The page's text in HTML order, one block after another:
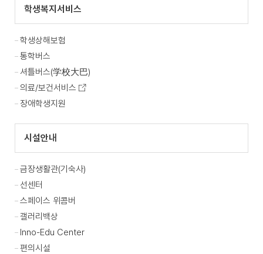
학생복지서비스
학생상해보험
통학버스
셔틀버스(学校大巴)
의료/보건서비스
장애학생지원
시설안내
금장생활관(기숙사)
선센터
스페이스 위콤버
갤러리백상
Inno-Edu Center
편의시설